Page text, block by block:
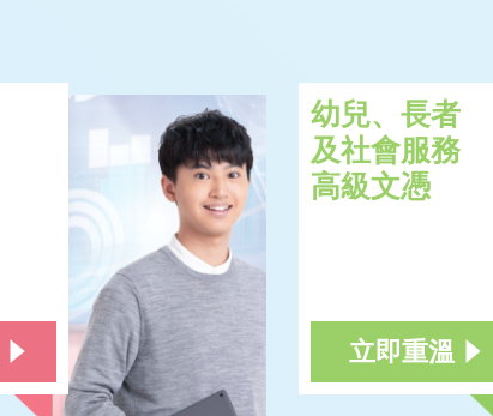
幼兒、長者
及社會服務
高級文憑
立即重溫